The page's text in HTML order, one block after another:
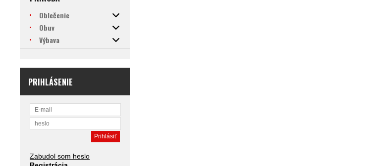
Oblečenie
Obuv
Výbava
PRIHLÁSENIE
Zabudol som heslo